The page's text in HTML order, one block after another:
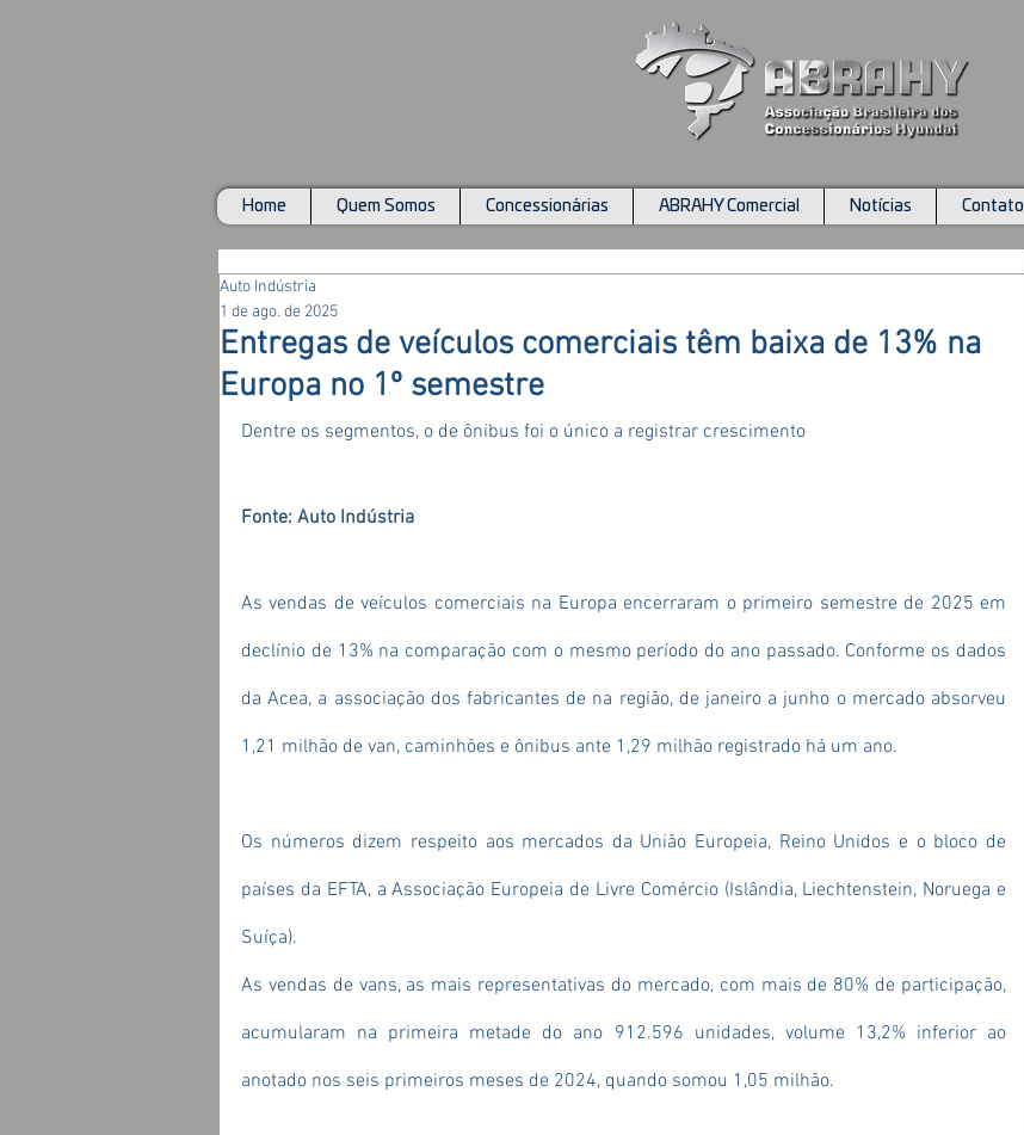
Home Quem Somos Concessionárias ABRAHY Comercial Notícias Contato
Entregas de veículos comerciais têm baixa de 13% na
Europa no 1º semestre
Auto Indústria
1 de ago. de 2025
Dentre os segmentos, o de ônibus foi o único a registrar crescimento
Fonte: Auto Indústria
As vendas de veículos comerciais na Europa encerraram o primeiro semestre de 2025 em
declínio de 13% na comparação com o mesmo período do ano passado. Conforme os dados
da Acea, a associação dos fabricantes de na região, de janeiro a junho o mercado absorveu
1,21 milhão de van, caminhões e ônibus ante 1,29 milhão registrado há um ano.
Os números dizem respeito aos mercados da União Europeia, Reino Unidos e o bloco de
países da EFTA, a Associação Europeia de Livre Comércio (Islândia, Liechtenstein, Noruega e
Suíça).
As vendas de vans, as mais representativas do mercado, com mais de 80% de participação,
acumularam na primeira metade do ano 912.596 unidades, volume 13,2% inferior ao
anotado nos seis primeiros meses de 2024, quando somou 1,05 milhão.